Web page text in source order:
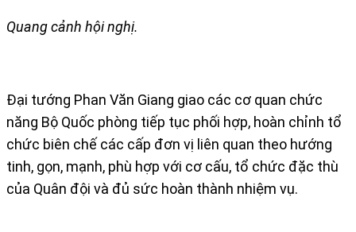
Quang cảnh hội nghị.
Đại tướng Phan Văn Giang giao các cơ quan chức
năng Bộ Quốc phòng tiếp tục phối hợp, hoàn chỉnh tổ
chức biên chế các cấp đơn vị liên quan theo hướng
tinh, gọn, mạnh, phù hợp với cơ cấu, tổ chức đặc thù
của Quân đội và đủ sức hoàn thành nhiệm vụ.